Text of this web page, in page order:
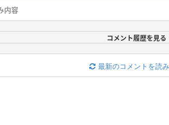
コメント履歴を見る
最新のコメントを読